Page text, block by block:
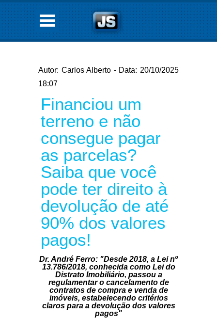
Autor: Carlos Alberto - Data: 20/10/2025
18:07
Financiou um
terreno e não
consegue pagar
as parcelas?
Saiba que você
pode ter direito à
devolução de até
90% dos valores
pagos!
Dr. André Ferro: "Desde 2018, a Lei nº
13.786/2018, conhecida como Lei do
Distrato Imobiliário, passou a
regulamentar o cancelamento de
contratos de compra e venda de
imóveis, estabelecendo critérios
claros para a devolução dos valores
pagos"